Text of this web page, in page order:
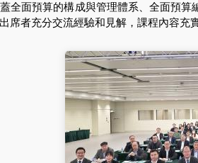
全面預算的構成與管理體系、全面預
席者充分交流經驗和見解，課程內容充